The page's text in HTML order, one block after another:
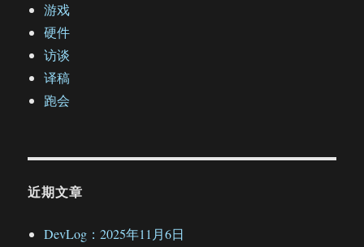
游戏
硬件
访谈
译稿
跑会
近期文章
DevLog：2025年11月6日